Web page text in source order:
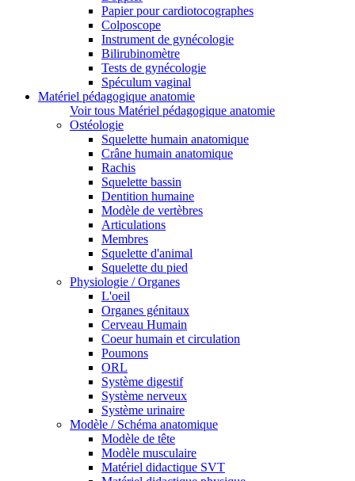
Papier pour cardiotocographes
Colposcope
Instrument de gynécologie
Bilirubinomètre
Tests de gynécologie
Spéculum vaginal
Matériel pédagogique anatomie
Voir tous Matériel pédagogique anatomie
Ostéologie
Squelette humain anatomique
Crâne humain anatomique
Rachis
Squelette bassin
Dentition humaine
Modèle de vertèbres
Articulations
Membres
Squelette d'animal
Squelette du pied
Physiologie / Organes
L'oeil
Organes génitaux
Cerveau Humain
Coeur humain et circulation
Poumons
ORL
Système digestif
Système nerveux
Système urinaire
Modèle / Schéma anatomique
Modèle de tête
Modèle musculaire
Matériel didactique SVT